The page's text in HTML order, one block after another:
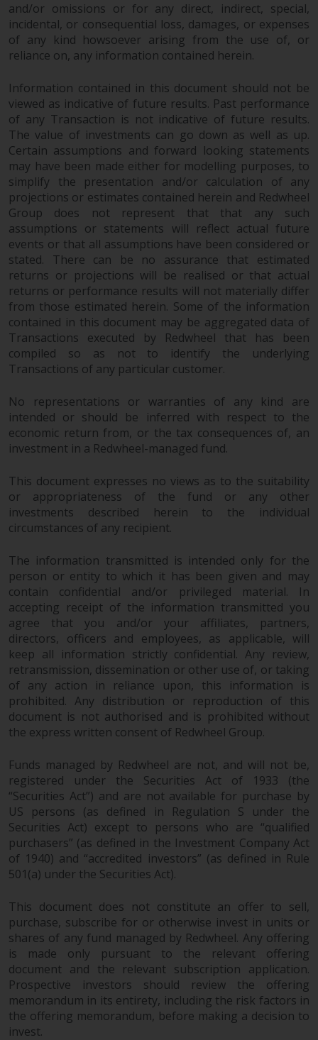
von oder Vertrauen auf die
Informationen auf dieser Website
ergibt.
Datenschutz und Privatsphäre
Soweit Informationen, die Sie
bereitstellen oder die wir von
dieser Website erhalten,
personenbezogene Daten
darstellen, stimmen Sie deren
Verarbeitung durch Redwheel und
seine Vertreter und andere Dritte
zu. Alle diese Unternehmen sind
verpflichtet, die Vertraulichkeit
dieser Informationen zu wahren.
Wenn Sie nicht möchten, dass
Ihre Informationen auf diese
Weise verwendet werden, sollten
Sie Redwheel per E-Mail oder
Sie haben Anspruch auf eine
Kopie der Informationen, die wir
über Sie gespeichert haben,
indem Sie uns schriftlich
anschreiben und diese anfordern.
Weitere Informationen finden Sie
in unserer Datenschutz- und
Datenschutzrichtlinie und Cookie-
Richtlinie.
Geltendes Recht
Der Inhalt dieser Website sollte
gemäß den Gesetzen von England
und Wales ausgelegt und geregelt
werden, und die Gerichte dieser
Gerichtsbarkeit haben die
ausschließliche Zuständigkeit für
es sei denn, diese Inhalte
unterliegen ausdrücklich den
Gesetzen von eine andere
Gerichtsbarkeit. Wenn ein
zuständiges Gericht aus
irgendeinem Grund eine
Bestimmung dieses Abschnitts
„Wichtige Informationen“ für
nicht durchsetzbar befunden hat,
wird diese Bestimmung im
maximal zulässigen Umfang
durchgesetzt, und der Rest dieser
‚Wichtigen Informationen“ bleibt
in vollem Umfang in Kraft und
wirksam.
and/or omissions or for any direct, indirect, special,
incidental, or consequential loss, damages, or expenses
of any kind howsoever arising from the use of, or
reliance on, any information contained herein.
Information contained in this document should not be
viewed as indicative of future results. Past performance
of any Transaction is not indicative of future results.
The value of investments can go down as well as up.
Certain assumptions and forward looking statements
may have been made either for modelling purposes, to
simplify the presentation and/or calculation of any
projections or estimates contained herein and Redwheel
Group does not represent that that any such
assumptions or statements will reflect actual future
events or that all assumptions have been considered or
stated. There can be no assurance that estimated
returns or projections will be realised or that actual
returns or performance results will not materially differ
from those estimated herein. Some of the information
contained in this document may be aggregated data of
Transactions executed by Redwheel that has been
compiled so as not to identify the underlying
Transactions of any particular customer.
No representations or warranties of any kind are
intended or should be inferred with respect to the
economic return from, or the tax consequences of, an
investment in a Redwheel-managed fund.
This document expresses no views as to the suitability
or appropriateness of the fund or any other
investments described herein to the individual
circumstances of any recipient.
The information transmitted is intended only for the
person or entity to which it has been given and may
contain confidential and/or privileged material. In
accepting receipt of the information transmitted you
agree that you and/or your affiliates, partners,
directors, officers and employees, as applicable, will
keep all information strictly confidential. Any review,
retransmission, dissemination or other use of, or taking
of any action in reliance upon, this information is
prohibited. Any distribution or reproduction of this
document is not authorised and is prohibited without
the express written consent of Redwheel Group.
Funds managed by Redwheel are not, and will not be,
registered under the Securities Act of 1933 (the
“Securities Act”) and are not available for purchase by
US persons (as defined in Regulation S under the
Securities Act) except to persons who are “qualified
purchasers” (as defined in the Investment Company Act
of 1940) and “accredited investors” (as defined in Rule
501(a) under the Securities Act).
This document does not constitute an offer to sell,
purchase, subscribe for or otherwise invest in units or
shares of any fund managed by Redwheel. Any offering
is made only pursuant to the relevant offering
document and the relevant subscription application.
Prospective investors should review the offering
memorandum in its entirety, including the risk factors in
the offering memorandum, before making a decision to
invest.